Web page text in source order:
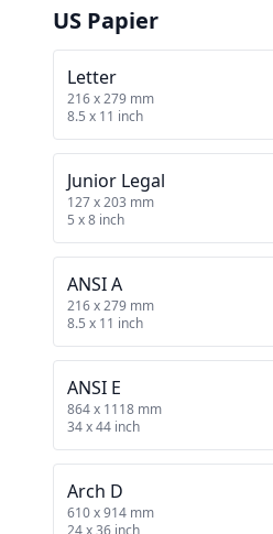
US Papier
Letter
216 x 279 mm
8.5 x 11 inch
Junior Legal
127 x 203 mm
5 x 8 inch
ANSI A
216 x 279 mm
8.5 x 11 inch
ANSI E
864 x 1118 mm
34 x 44 inch
Arch D
610 x 914 mm
24 x 36 inch